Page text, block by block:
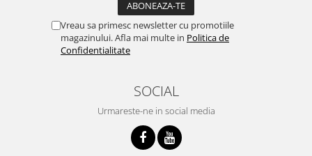
Vreau sa primesc newsletter cu promotiile
magazinului. Afla mai multe in Politica de
Confidentialitate
SOCIAL
Urmareste-ne in social media